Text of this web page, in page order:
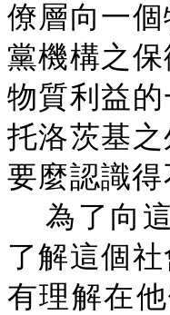
僚層向一
黨機構之
物質利益
托洛茨基
要麼認識得
為了向
了解這個
有理解在